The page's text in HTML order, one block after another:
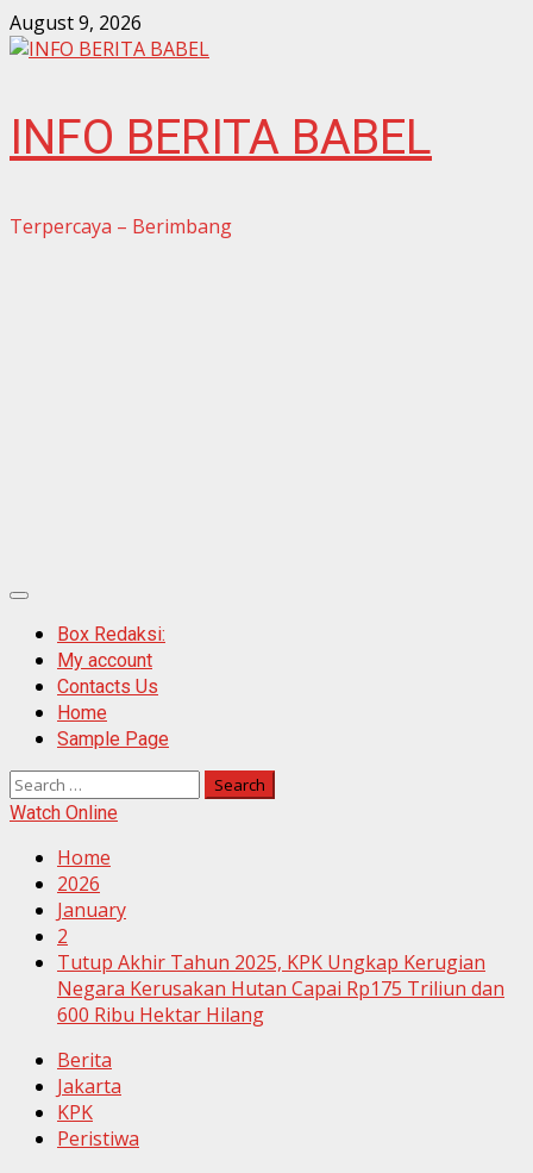
Skip
to
August 9, 2026
INFO BERITA BABEL
Terpercaya – Berimbang
Primary
MenuBox Redaksi:
My account
Contacts Us
Home
Sample Page
Search
for:
Watch Online
Home
2026
January
2
Tutup Akhir Tahun 2025, KPK Ungkap Kerugian
Negara Kerusakan Hutan Capai Rp175 Triliun dan
600 Ribu Hektar Hilang
Berita
Jakarta
KPK
Peristiwa